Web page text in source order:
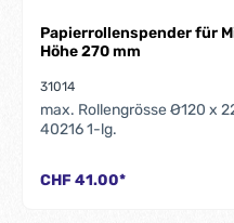
Papierrollenspender für
Höhe 270 mm
31014
max. Rollengrösse Ø120 x
40216 1-lg.
CHF 41.00*